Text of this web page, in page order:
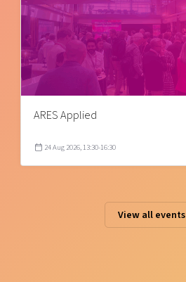
ARES Applied
24 Aug 2026, 13:30-16:30
View all events